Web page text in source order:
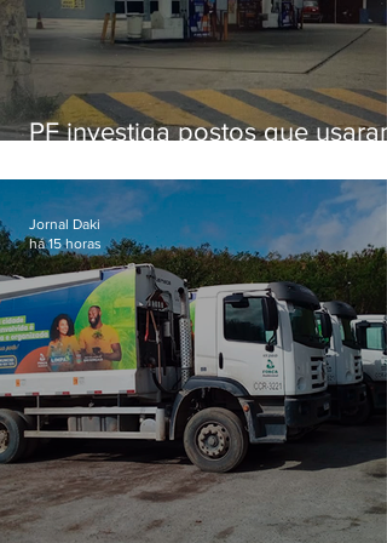
PF investiga postos que usaram
secretário morto em 2020
Jornal Daki
há 15 horas